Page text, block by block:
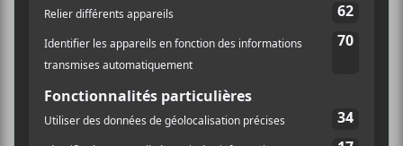
Abonnez-vous à l’infolettre du Canal
Auditif pour tout savoir de l’actualité
musicale, découvrir vos nouveaux
albums préférés et revivre les
concerts de la veille.